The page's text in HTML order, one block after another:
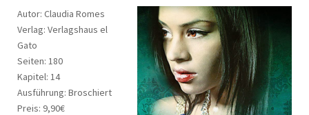
Autor: Claudia Romes
Verlag: Verlagshaus el
Gato
Seiten: 180
Kapitel: 14
Ausführung: Broschiert
Preis: 9,90€